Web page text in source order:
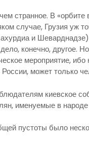
странное. В
случае, Грузия уж
и
конечно,
мероприятие,
России, может только
киевское
именуемые в народе
пустоты было